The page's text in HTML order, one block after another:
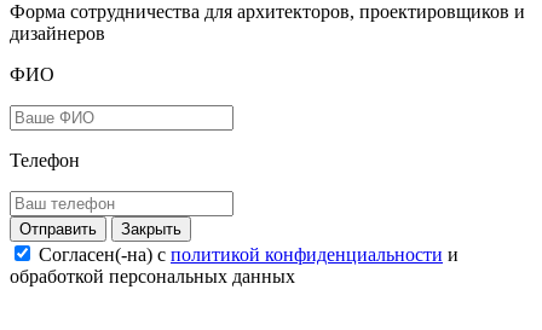
Форма сотрудничества для архитекторов, проектировщиков и
дизайнеров
ФИО
Телефон
Закрыть
Согласен(-на) c политикой конфиденциальности и
обработкой персональных данных